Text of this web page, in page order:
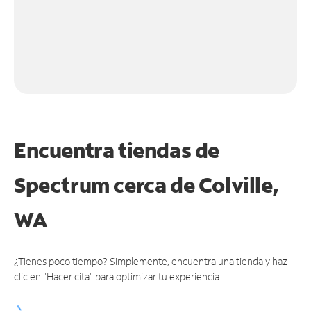
Encuentra tiendas de
Spectrum cerca deColville,
WA
¿Tienes poco tiempo? Simplemente, encuentra una tienda y haz
clic en "Hacer cita" para optimizar tu experiencia.